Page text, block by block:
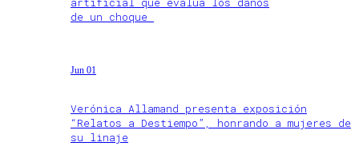
de un choque
Jun 01
Verónica Allamand presenta exposición
“Relatos a Destiempo”, honrando a mujeres de
su linaje